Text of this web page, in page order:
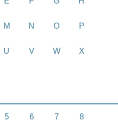
M N O P
U V W X
5 6 7 8